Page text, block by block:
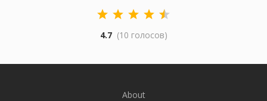
4.7 (10 голосов)
About